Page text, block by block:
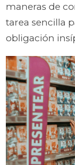
maneras de
tarea sencilla
obligación